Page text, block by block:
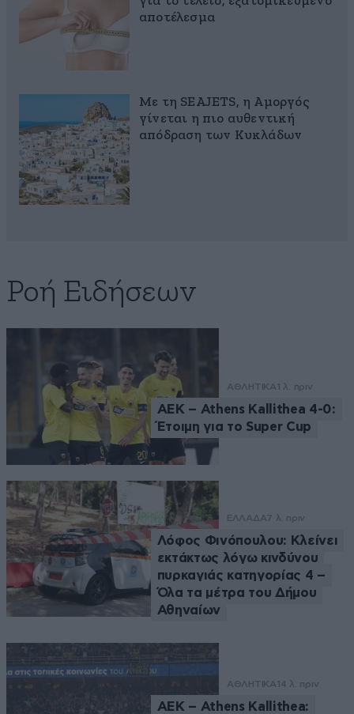
αποτέλεσμα
Με τη SEAJETS, η Αμοργός
γίνεται η πιο αυθεντική
απόδραση των Κυκλάδων
Ροή Ειδήσεων
ΑΘΛΗΤΙΚΑ 1 λ. πριν
ΑΕΚ – Athens Kallithea 4-0:
Έτοιμη για το Super Cup
ΕΛΛΑΔΑ7 λ. πριν
Λόφος Φινόπουλου: Κλείνει
εκτάκτως λόγω κινδύνου
πυρκαγιάς κατηγορίας 4 –
Όλα τα μέτρα του Δήμου
Αθηναίων
ΑΘΛΗΤΙΚΑ 14 λ. πριν
ΑΕΚ – Athens Kallithea: